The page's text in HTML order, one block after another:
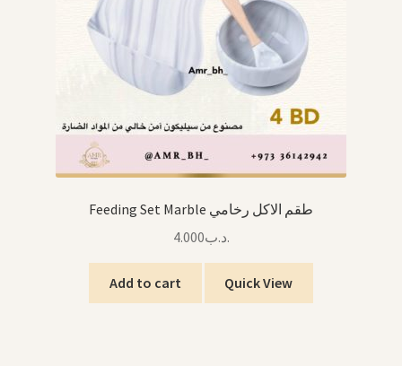
Feeding Set Marble طقم الاكل رخامي
.د.ب4.000
Add to cart Quick View